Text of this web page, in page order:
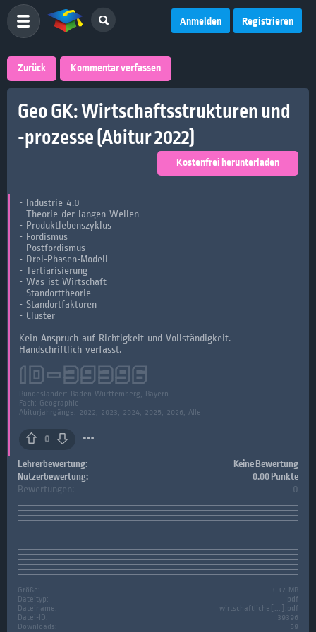
Anmelden Registrieren
Zurück Kommentar verfassen
Geo GK: Wirtschaftsstrukturen und
-prozesse (Abitur 2022)
Kostenfrei herunterladen
Lehrerbewertung:
Keine Bewertung
Nutzerbewertung:
0.00 Punkte
Bewertungen: 0
Größe:
3.37 MB
Dateityp:
pdf
Dateiname:
wirtschaftliche[...].pdf
Datei-ID:
39396
Downloads:
59
- Industrie 4.0
- Theorie der langen Wellen
- Produktlebenszyklus
- Fordismus
- Postfordismus
- Drei-Phasen-Modell
- Tertiärisierung
- Was ist Wirtschaft
- Standorttheorie
- Standortfaktoren
- Cluster
Kein Anspruch auf Richtigkeit und Vollständigkeit.
Handschriftlich verfasst.
ID-39396
Bundesländer: Baden-Württemberg, Bayern
Fach: Geographie
Abiturjahrgänge: 2022, 2023, 2024, 2025, 2026, Alle
0